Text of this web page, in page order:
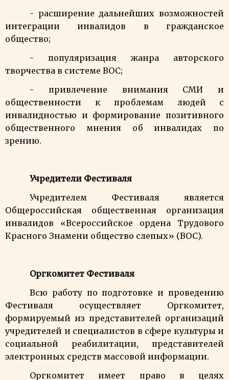
- расширение дальнейших возможностей
интеграции инвалидов в гражданское
общество;
- популяризация жанра авторского
творчества в системе ВОС;
- привлечение внимания СМИ и
общественности к проблемам людей с
инвалидностью и формирование позитивного
общественного мнения об инвалидах по
зрению.
Учредители Фестиваля
Учредителем Фестиваля является
Общероссийская общественная организация
инвалидов «Всероссийское ордена Трудового
Красного Знамени общество слепых» (ВОС).
Оргкомитет Фестиваля
Всю работу по подготовке и проведению
Фестиваля осуществляет Оргкомитет,
формируемый из представителей организаций
учредителей и специалистов в сфере культуры и
социальной реабилитации, представителей
электронных средств массовой информации.
Оргкомитет имеет право в целях